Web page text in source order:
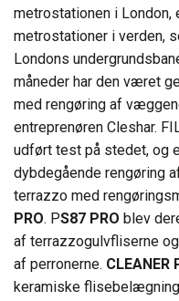
metrostationen i
metrostationer i verden,
Londons
måneder har den været
med rengøring af
entreprenøren Cleshar.
udført test på stedet, og
dybdegående rengøring
terrazzo med
PRO. PS87 PRO blev
af terrazzogulvfliserne
af perronerne. CLEANER
keramiske